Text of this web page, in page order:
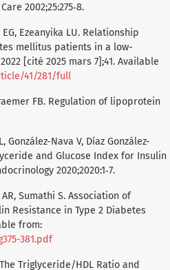
2002;25:275‑8.
Ezeanyika LU. Relationship
mellitus patients in a low-
[cité 2025 mars 7];41. Available
41/281/full
FB. Regulation of lipoprotein
Nava V, Díaz González-
and Glucose Index for Insulin
2020;2020:1‑7.
Sumathi S. Association of
Resistance in Type 2 Diabetes
from:
381.pdf
Triglyceride/HDL Ratio and